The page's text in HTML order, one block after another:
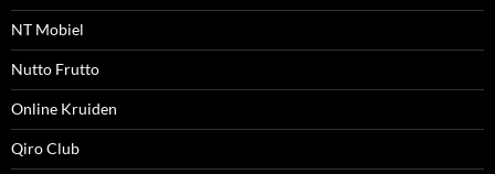
NT Mobiel
Nutto Frutto
Online Kruiden
Qiro Club